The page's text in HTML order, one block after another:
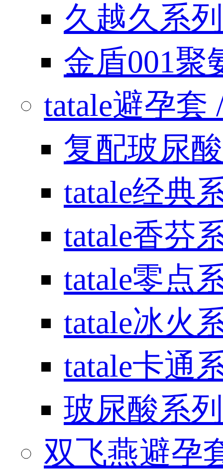
久越久系列
金盾001聚
tatale避孕套
复配玻尿
tatale经典
tatale香芬
tatale零点
tatale冰火
tatale卡通
玻尿酸系列
双飞燕避孕